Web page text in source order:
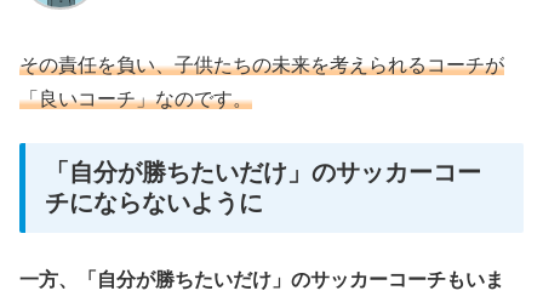
その責任を負い、子供たちの未来を考えられるコーチが
「良いコーチ」なのです。
「自分が勝ちたいだけ」のサッカーコー
チにならないように
一方、「自分が勝ちたいだけ」のサッカーコーチもいま